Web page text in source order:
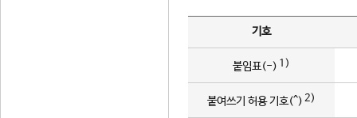
기호
붙임표(-) 1)
붙여쓰기 허용 기호(^) 2)